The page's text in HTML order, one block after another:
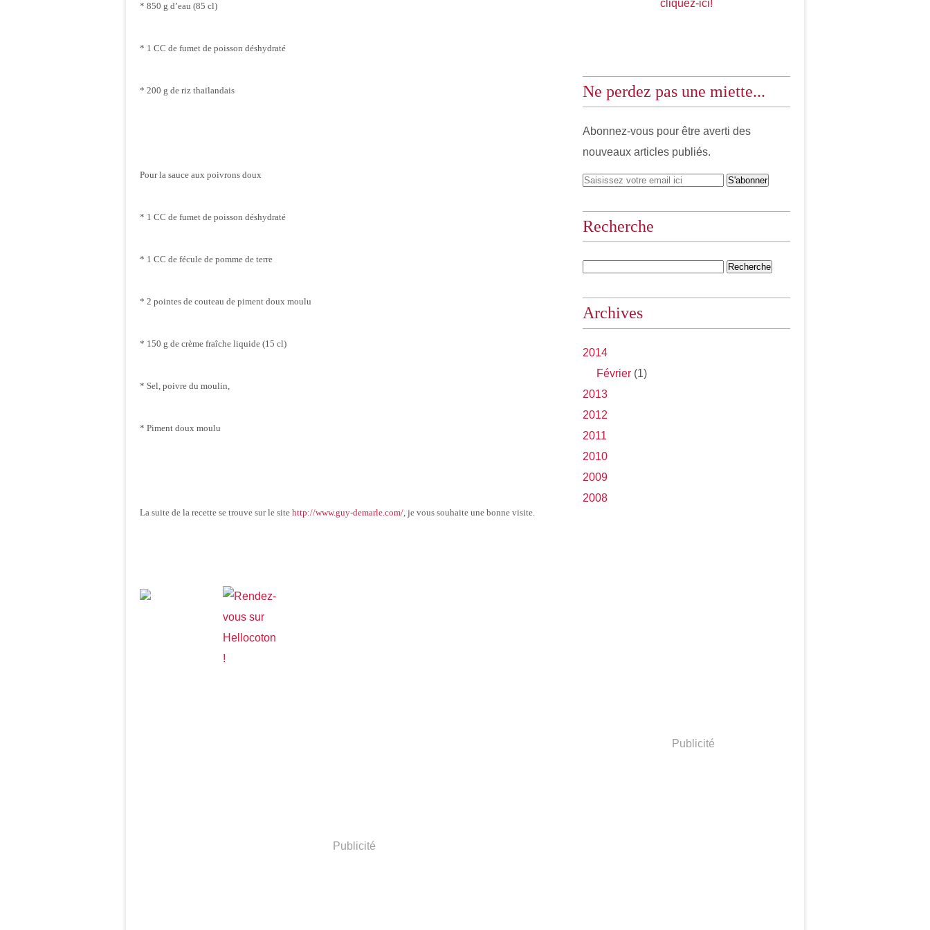
* 850 g d’eau (85 cl)
* 1 CC de fumet de poisson déshydraté
* 200 g de riz thaïlandais
Pour la sauce aux poivrons doux
* 1 CC de fumet de poisson déshydraté
* 1 CC de fécule de pomme de terre
* 2 pointes de couteau de piment doux moulu
* 150 g de crème fraîche liquide (15 cl)
* Sel, poivre du moulin,
* Piment doux moulu
La suite de la recette se trouve sur le site http://www.guy-demarle.com/, je vous souhaite une bonne visite.
Publicité
cliquez-ici!
Ne perdez pas une miette...
Abonnez-vous pour être averti des
nouveaux articles publiés.
Recherche
Archives
2014
Février (1)
2013
2012
2011
2010
2009
2008
Publicité